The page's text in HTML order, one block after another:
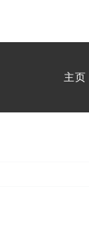
主页